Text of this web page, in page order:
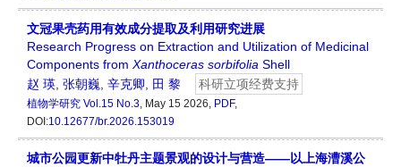
文冠果壳药用有效成分提取及利用研究进展
Research Progress on Extraction and Utilization of Medicinal
Components from Xanthoceras sorbifolia Shell
赵 瑛 张朝巍 辛克卿 田 黎 科研立项经费支持
植物学研究 Vol.15 No.3, May 15 2026, PDF,
DOI:10.12677/br.2026.153019
城市公园更新中牡丹主题景观的设计与营造——以上海漕溪公